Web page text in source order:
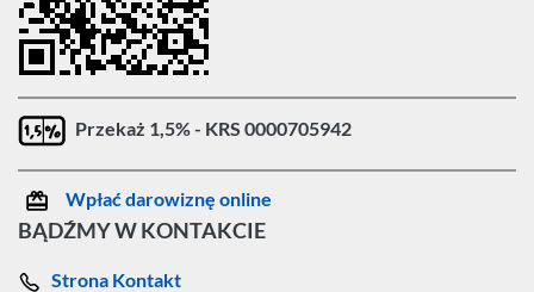
Przekaż 1,5% - KRS 0000705942
Wpłać darowiznę online
BĄDŹMY W KONTAKCIE
Strona Kontakt